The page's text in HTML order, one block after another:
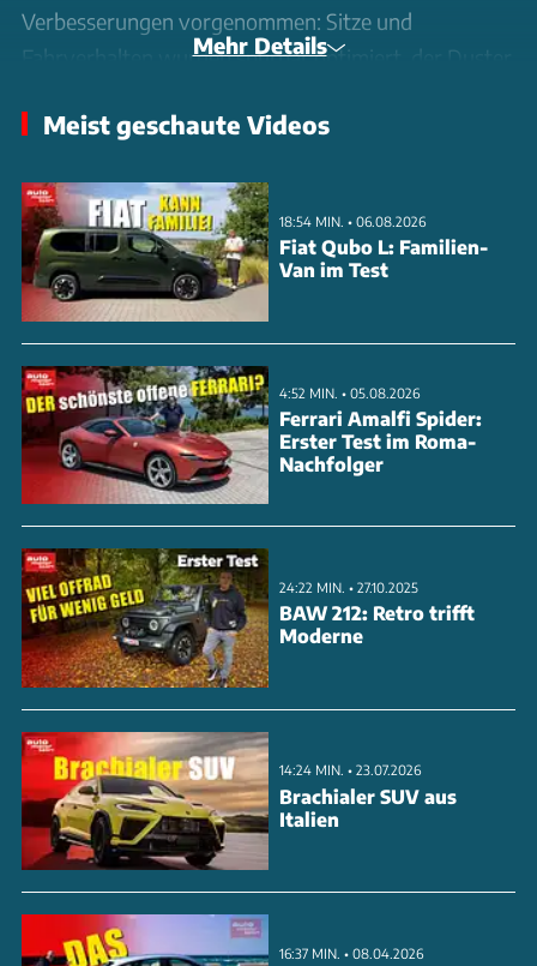
Verbesserungen vorgenommen: Sitze und
Fahrverhalten wurden spürbar optimiert, der Duster
Preis bleibt erhalten. Mit dem Duster hat Dacia einen
Privatkunden.
Mehr Details
Meist geschaute Videos
18:54 MIN. • 06.08.2026
Fiat Qubo L: Familien-
Van im Test
4:52 MIN. • 05.08.2026
Ferrari Amalfi Spider:
Erster Test im Roma-
Nachfolger
24:22 MIN. • 27.10.2025
BAW 212: Retro trifft
Moderne
14:24 MIN. • 23.07.2026
Brachialer SUV aus
Italien
16:37 MIN. • 08.04.2026